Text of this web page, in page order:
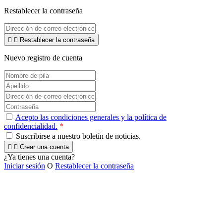
Restablecer la contraseña
  Restablecer la contraseña
Nuevo registro de cuenta
Acepto las condiciones generales y la política de
confidencialidad. *
Suscribirse a nuestro boletín de noticias.
  Crear una cuenta
¿Ya tienes una cuenta?
Iniciar sesión O Restablecer la contraseña